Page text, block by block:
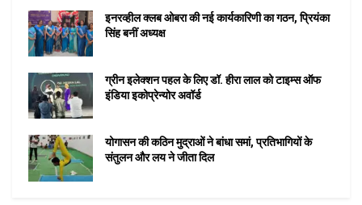
इनरव्हील क्लब ओबरा की नई कार्यकारिणी का गठन, प्रियंका
सिंह बनीं अध्यक्ष
ग्रीन इलेक्शन पहल के लिए डॉ. हीरा लाल को टाइम्स ऑफ
इंडिया इकोप्रेन्योर अवॉर्ड
योगासन की कठिन मुद्राओं ने बांधा समां, प्रतिभागियों के
संतुलन और लय ने जीता दिल